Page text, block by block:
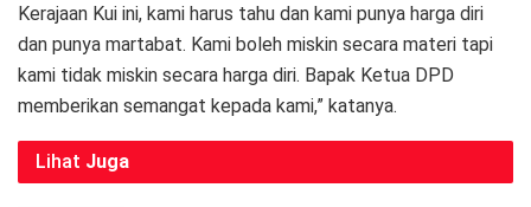
Kerajaan Kui ini, kami harus tahu dan kami punya harga diri
dan punya martabat. Kami boleh miskin secara materi tapi
kami tidak miskin secara harga diri. Bapak Ketua DPD
memberikan semangat kepada kami,” katanya.
Lihat Juga